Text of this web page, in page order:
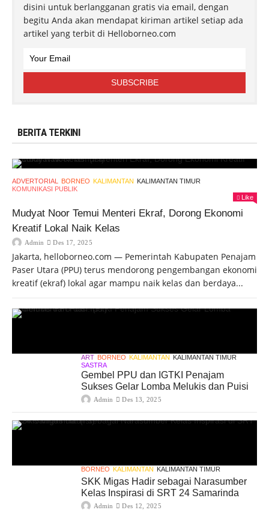
disini untuk berlangganan gratis via email, dengan
begitu Anda akan mendapat kiriman artikel setiap ada
artikel yang terbit di Helloborneo.com
BERITA TERKINI
ADVERTORIAL BORNEO KALIMANTAN KALIMANTAN TIMUR
KOMUNIKASI PUBLIK
Like
Mudyat Noor Temui Menteri Ekraf, Dorong Ekonomi
Kreatif Lokal Naik Kelas
Admin Des 17, 2025
Jakarta, helloborneo.com — Pemerintah Kabupaten Penajam
Paser Utara (PPU) terus mendorong pengembangan ekonomi
kreatif (ekraf) lokal agar mampu naik kelas dan berdaya...
ART BORNEO KALIMANTAN KALIMANTAN TIMUR
SASTRA
Gembel PPU dan IGTKI Penajam
Sukses Gelar Lomba Melukis dan Puisi
Admin Des 13, 2025
BORNEO KALIMANTAN KALIMANTAN TIMUR
SKK Migas Hadir sebagai Narasumber
Kelas Inspirasi di SRT 24 Samarinda
Admin Des 12, 2025